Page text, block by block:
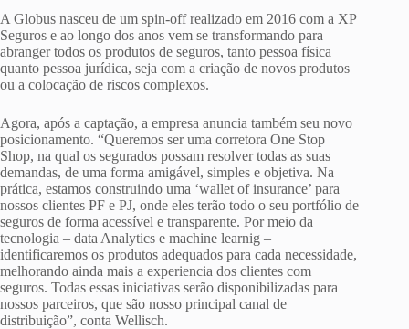
A Globus nasceu de um spin-off realizado em 2016 com a XP
Seguros e ao longo dos anos vem se transformando para
abranger todos os produtos de seguros, tanto pessoa física
quanto pessoa jurídica, seja com a criação de novos produtos
ou a colocação de riscos complexos.
Agora, após a captação, a empresa anuncia também seu novo
posicionamento. “Queremos ser uma corretora One Stop
Shop, na qual os segurados possam resolver todas as suas
demandas, de uma forma amigável, simples e objetiva. Na
prática, estamos construindo uma ‘wallet of insurance’ para
nossos clientes PF e PJ, onde eles terão todo o seu portfólio de
seguros de forma acessível e transparente. Por meio da
tecnologia – data Analytics e machine learnig –
identificaremos os produtos adequados para cada necessidade,
melhorando ainda mais a experiencia dos clientes com
seguros. Todas essas iniciativas serão disponibilizadas para
nossos parceiros, que são nosso principal canal de
distribuição”, conta Wellisch.